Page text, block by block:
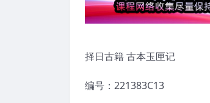
择日古籍 古本玉匣记
编号：221383C13